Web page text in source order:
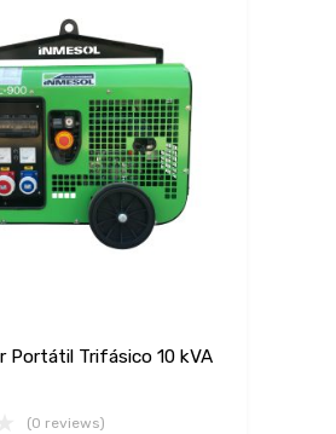
Portátil Trifásico 10 kVA
(0 reviews)